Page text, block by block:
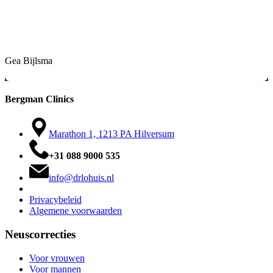
Gea Bijlsma
Bergman Clinics
Marathon 1, 1213 PA Hilversum
+31 088 9000 535
info@drlohuis.nl
Privacybeleid
Algemene voorwaarden
Neuscorrecties
Voor vrouwen
Voor mannen